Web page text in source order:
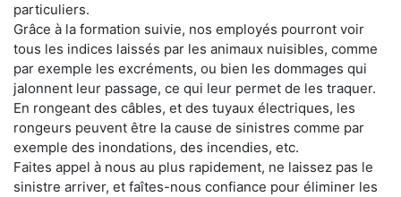
particuliers.
Grâce à la formation suivie, nos employés pourront voir
tous les indices laissés par les animaux nuisibles, comme
par exemple les excréments, ou bien les dommages qui
jalonnent leur passage, ce qui leur permet de les traquer.
En rongeant des câbles, et des tuyaux électriques, les
rongeurs peuvent être la cause de sinistres comme par
exemple des inondations, des incendies, etc.
Faites appel à nous au plus rapidement, ne laissez pas le
sinistre arriver, et faîtes-nous confiance pour éliminer les